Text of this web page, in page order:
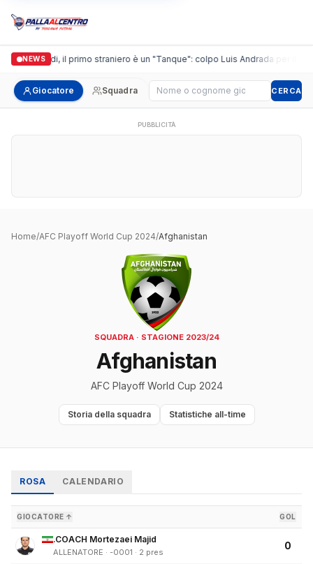
NEWS
Casalguidi, il primo straniero è un "Tanque": colpo Luis Andrada per il
Giocatore Squadra Cerca giocatore CERCA
PUBBLICITÀ
Home/AFC Playoff World Cup 2024/Afghanistan
SQUADRA · STAGIONE 2023/24
Afghanistan
AFC Playoff World Cup 2024
Storia della squadra Statistiche all-time
ROSA CALENDARIO
GIOCATORE ↑ GOL
.COACH Mortezaei Majid
ALLENATORE · -0001 · 2 pres
0